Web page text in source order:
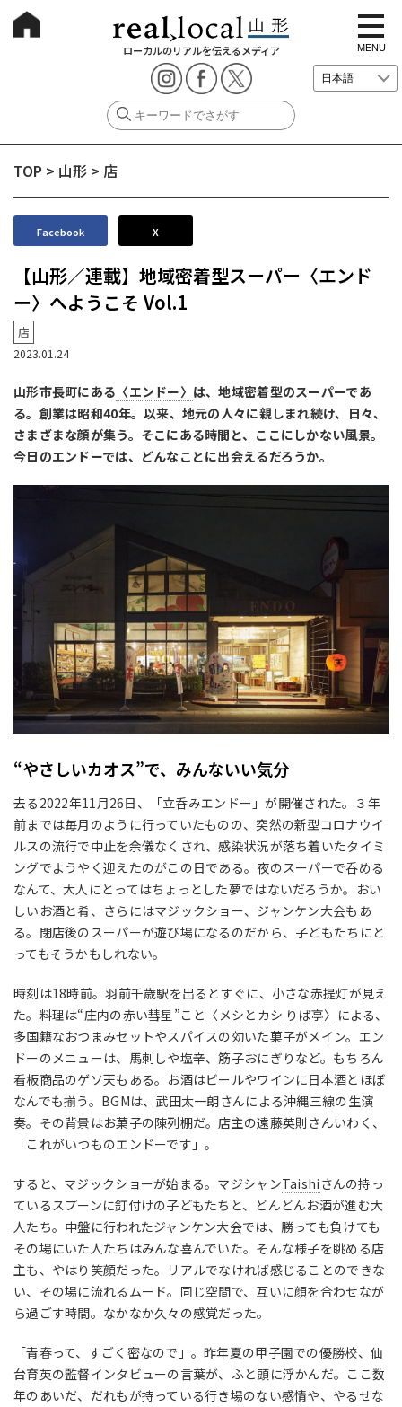
ローカルのリアルを伝えるメディア
t
o
g
g
e
i
i
MENU
TOP > 山形 > 店
Facebook X
【山形／連載】地域密着型スーパー〈エンド
ー〉へようこそ Vol.1
店
2023.01.24
山形市長町にある 〈エンドー〉 は、地域密着型のスーパーであ
る。創業は昭和40年。以来、地元の人々に親しまれ続け、日々、
さまざまな顔が集う。そこにある時間と、ここにしかない風景。
今日のエンドーでは、どんなことに出会えるだろうか。
“やさしいカオス”で、みんないい気分
去る2022年11月26日、「立呑みエンドー」が開催された。３年
前までは毎月のように行っていたものの、突然の新型コロナウイ
ルスの流行で中止を余儀なくされ、感染状況が落ち着いたタイミ
ングでようやく迎えたのがこの日である。夜のスーパーで呑める
なんて、大人にとってはちょっとした夢ではないだろうか。おい
しいお酒と肴、さらにはマジックショー、ジャンケン大会もあ
る。閉店後のスーパーが遊び場になるのだから、子どもたちにと
ってもそうかもしれない。
時刻は18時前。羽前千歳駅を出るとすぐに、小さな赤提灯が見え
た。料理は“庄内の赤い彗星”こと 〈メシとカシ りば亭〉 による、
多国籍なおつまみセットやスパイスの効いた菓子がメイン。エン
ドーのメニューは、馬刺しや塩辛、筋子おにぎりなど。もちろん
看板商品のゲソ天もある。お酒はビールやワインに日本酒とほぼ
なんでも揃う。BGMは、武田太一朗さんによる沖縄三線の生演
奏。その背景はお菓子の陳列棚だ。店主の遠藤英則さんいわく、
「これがいつものエンドーです」。
すると、マジックショーが始まる。マジシャンTaishi さんの持っ
ているスプーンに釘付けの子どもたちと、どんどんお酒が進む大
人たち。中盤に行われたジャンケン大会では、勝っても負けても
その場にいた人たちはみんな喜んでいた。そんな様子を眺める店
主も、やはり笑顔だった。リアルでなければ感じることのできな
い、その場に流れるムード。同じ空間で、互いに顔を合わせなが
ら過ごす時間。なかなか久々の感覚だった。
「青春って、すごく密なので」。昨年夏の甲子園での優勝校、仙
台育英の監督インタビューの言葉が、ふと頭に浮かんだ。ここ数
年のあいだ、だれもが持っている行き場のない感情や、やるせな